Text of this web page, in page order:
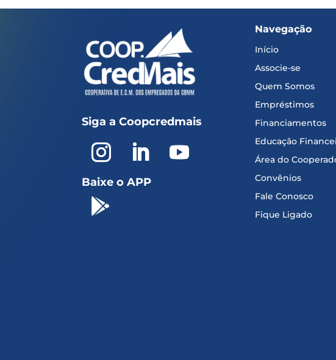
Siga a Coopcredmais
Baixe o APP

Navegação
Início
Associe-se
Quem Somos
Empréstimos
Financiamentos
Educação
Área do
Convênios
Fale Conosco
Fique Ligado